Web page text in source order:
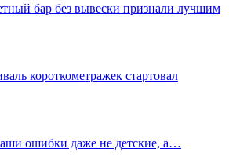
бар без вывески признали лучшим
короткометражек стартовал
ошибки даже не детские, а…